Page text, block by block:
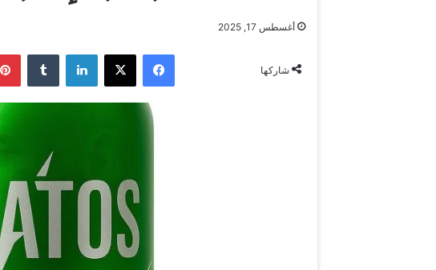
أغسطس 17, 2025
شاركها
فيسبوك ‫X لينكدإن ‏Tumblr